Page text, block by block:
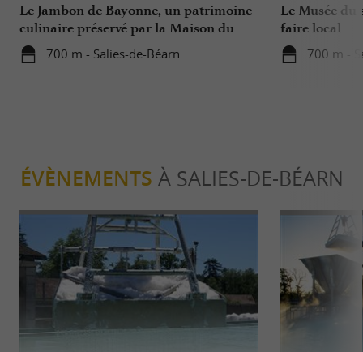
Le Jambon de Bayonne, un patrimoine
culinaire préservé par la Maison du
Jambon de Bayonne et La Saline de
Salies-de-Béarn
700 m - Salies-de-Béarn
Le Musée du
faire local
700 m -
ÉVÈNEMENTS À SALIES-DE-BÉARN